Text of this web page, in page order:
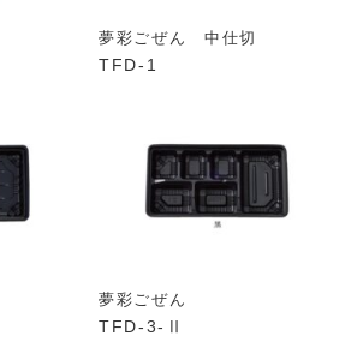
夢彩ごぜん 中仕切
TFD-1
夢彩ごぜん
TFD-3-Ⅱ